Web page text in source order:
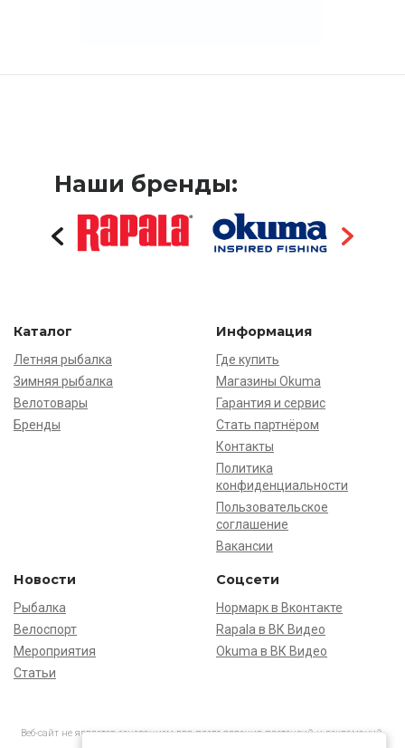
Наши бренды:
Каталог
Летняя рыбалка
Зимняя рыбалка
Велотовары
Бренды
Информация
Где купить
Магазины Okuma
Гарантия и сервис
Стать партнёром
Контакты
Политика
конфиденциальности
Пользовательское
соглашение
Вакансии
Новости
Рыбалка
Велоспорт
Мероприятия
Статьи
Соцсети
Нормарк в Вконтакте
Rapala в ВК Видео
Okuma в ВК Видео
Веб-сайт не является основанием для предъявления претензий и рекламаций,